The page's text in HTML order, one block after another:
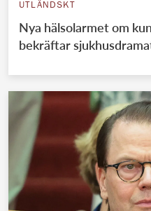
UTLÄNDSKT
Nya hälsolarmet om
bekräftar